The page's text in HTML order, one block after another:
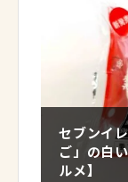
セブンイ
ご」の白
ルメ】